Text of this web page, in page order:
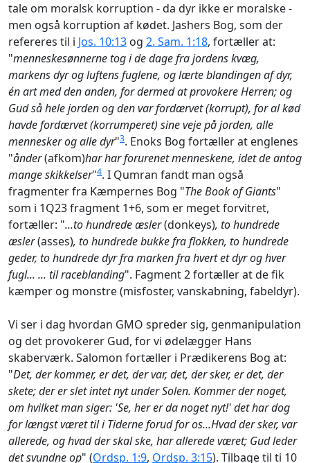
tale om moralsk korruption - da dyr ikke er moralske -
men også korruption af kødet. Jashers Bog, som der
refereres til i Jos. 10:13 og 2. Sam. 1:18, fortæller at:
"menneskesønnerne tog i de dage fra jordens kvæg,
markens dyr og luftens fuglene, og lærte blandingen af dyr,
én art med den anden, for dermed at provokere Herren; og
Gud så hele jorden og den var fordærvet (korrupt), for al kød
havde fordærvet (korrumperet) sine veje på jorden, alle
mennesker og alle dyr"3. Enoks Bog fortæller at englenes
"ånder(afkom)har har forurenet menneskene, idet de antog
mange skikkelser"4. I Qumran fandt man også
fragmenter fra Kæmpernes Bog "The Book of Giants"
som i 1Q23 fragment 1+6, som er meget forvitret,
fortæller: "...to hundrede æsler(donkeys), to hundrede
æsler(asses), to hundrede bukke fra flokken, to hundrede
geder, to hundrede dyr fra marken fra hvert et dyr og hver
fugl... ... til raceblanding". Fagment 2 fortæller at de fik
kæmper og monstre (misfoster, vanskabning, fabeldyr).
Vi ser i dag hvordan GMO spreder sig, genmanipulation
og det provokerer Gud, for vi ødelægger Hans
skaberværk. Salomon fortæller i Prædikerens Bog at:
"Det, der kommer, er det, der var, det, der sker, er det, der
skete; der er slet intet nyt under Solen. Kommer der noget,
om hvilket man siger: 'Se, her er da noget nyt!' det har dog
for længst været til i Tiderne forud for os...Hvad der sker, var
allerede, og hvad der skal ske, har allerede været; Gud leder
det svundne op" (Ordsp. 1:9, Ordsp. 3:15). Tilbage til ti 10